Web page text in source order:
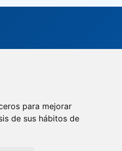
para mejorar
de sus hábitos de